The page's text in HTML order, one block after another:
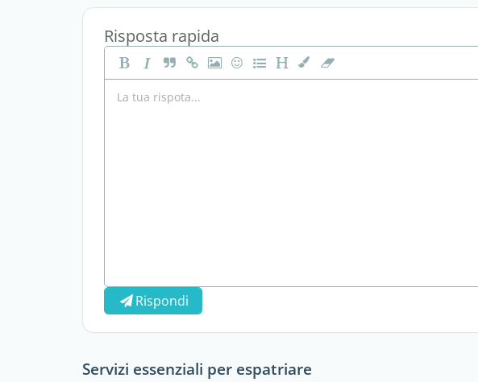
Risposta rapida
Rispondi
Servizi essenziali per espatriare